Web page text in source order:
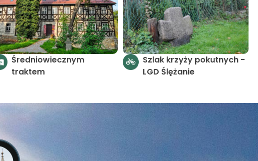
Średniowiecznym
traktem
Szlak krzyży pokutnych -
LGD Ślężanie